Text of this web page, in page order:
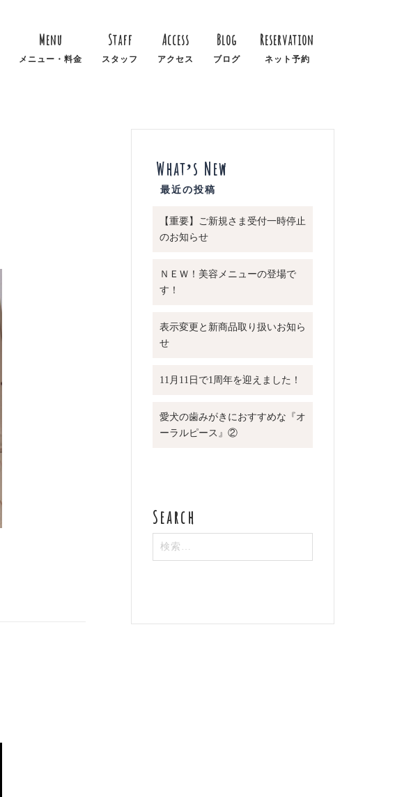
Menu
メニュー・料金
Staff
スタッフ
Access
アクセス
Blog
ブログ
Reservation
ネット予約
What’s New
【重要】ご新規さま受付一時停止
のお知らせ
ＮＥＷ！美容メニューの登場で
す！
表示変更と新商品取り扱いお知ら
せ
11月11日で1周年を迎えました！
愛犬の歯みがきにおすすめな『オ
ーラルピース』②
検